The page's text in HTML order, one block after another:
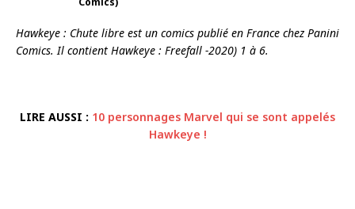
Hawkeye : Chute libre est un comics publié en France chez Panini
Comics. Il contient Hawkeye : Freefall -2020) 1 à 6.
LIRE AUSSI : 10 personnages Marvel qui se sont appelés
Hawkeye !